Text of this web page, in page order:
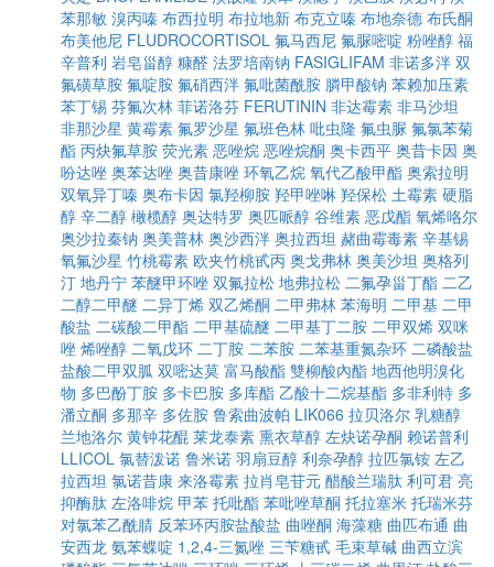
苯那敏 溴丙嗪 布西拉明 布拉地新 布克立嗪 布地奈德 布氏酮
布美他尼 FLUDROCORTISOL 氟马西尼 氟脲嘧啶 粉唑醇 福
辛普利 岩皂甾醇 糠醛 法罗培南钠 FASIGLIFAM 非诺多泮 双
氟磺草胺 氟啶胺 氟硝西泮 氟吡菌酰胺 膦甲酸钠 苯赖加压素
苯丁锡 芬氟次林 菲诺洛芬 FERUTININ 非达霉素 非马沙坦
非那沙星 黄霉素 氟罗沙星 氟班色林 吡虫隆 氟虫脲 氟氯苯菊
酯 丙炔氟草胺 荧光素 恶唑烷 恶唑烷酮 奥卡西平 奥昔卡因 奥
吩达唑 奥苯达唑 奥昔康唑 环氧乙烷 氧代乙酸甲酯 奥索拉明
双氧异丁嗪 奥布卡因 氯羟柳胺 羟甲唑啉 羟保松 土霉素 硬脂
醇 辛二醇 橄榄醇 奥达特罗 奥匹哌醇 谷维素 恶戊酯 氧烯咯尔
奥沙拉秦钠 奥美普林 奥沙西泮 奥拉西坦 赭曲霉毒素 辛基锡
氧氟沙星 竹桃霉素 欧夹竹桃甙丙 奥戈弗林 奥美沙坦 奥格列
汀 地丹宁 苯醚甲环唑 双氟拉松 地弗拉松 二氟孕甾丁酯 二乙
二醇二甲醚 二异丁烯 双乙烯酮 二甲弗林 苯海明 二甲基 二甲
酸盐 二碳酸二甲酯 二甲基硫醚 二甲基丁二胺 二甲双烯 双咪
唑 烯唑醇 二氧戊环 二丁胺 二苯胺 二苯基重氮杂环 二磷酸盐
盐酸二甲双胍 双嘧达莫 富马酸酯 雙柳酸內酯 地西他明溴化
物 多巴酚丁胺 多卡巴胺 多库酯 乙酸十二烷基酯 多非利特 多
潘立酮 多那辛 多佐胺 鲁索曲波帕 LIK066 拉贝洛尔 乳糖醇
兰地洛尔 黄钟花醌 莱龙泰素 熏衣草醇 左炔诺孕酮 赖诺普利
LLICOL 氯替泼诺 鲁米诺 羽扇豆醇 利奈孕醇 拉匹氯铵 左乙
拉西坦 氯诺昔康 来洛霉素 拉肖皂苷元 醋酸兰瑞肽 利可君 亮
抑酶肽 左洛啡烷 甲苯 托吡酯 苯吡唑草酮 托拉塞米 托瑞米芬
对氯苯乙酰腈 反苯环丙胺盐酸盐 曲唑酮 海藻糖 曲匹布通 曲
安西龙 氨苯蝶啶 1,2,4-三氮唑 三苄糖甙 毛束草碱 曲西立滨